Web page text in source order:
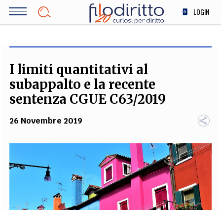
Salta
LOGIN
SOCIETÀ
MEDICINA
SCIENZA
STORIA E FILOSOFIA
TEAM
REDAZIONE COMITATO SCIENTIFICO AUTORI CURATORI
FOTOGRAFI PARTNER COLLABORA CON NOI
I limiti quantitativi al
subappalto e la recente
sentenza CGUE C63/2019
26 Novembre 2019